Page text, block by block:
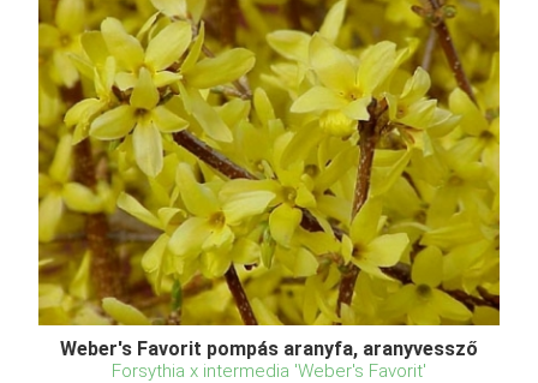
Weber's Favorit pompás aranyfa, aranyvessző
Forsythia x intermedia 'Weber's Favorit'